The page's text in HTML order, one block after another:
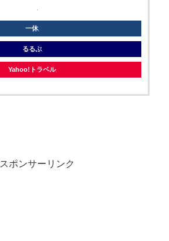
一休
るるぶ
Yahoo!トラベル
スポンサーリンク